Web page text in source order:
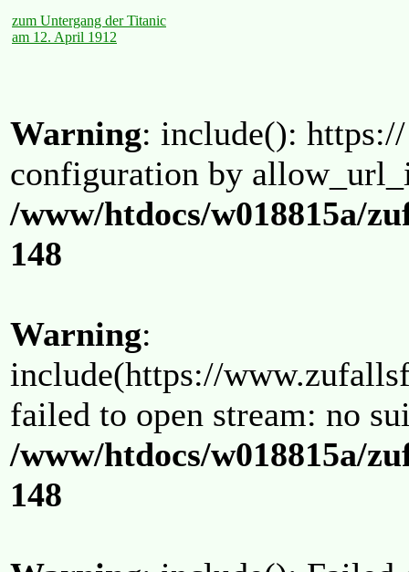
zum Untergang der Titanic
am 12. April 1912
Warning: include():
configuration by
/www/htdocs/w018815a/
148
Warning:
include(https://
failed to open stream: no
/www/htdocs/w018815a/
148